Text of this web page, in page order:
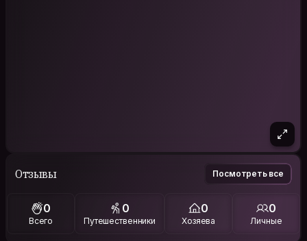
Отзывы Посмотреть все
0
Всего
0
Путешественники
0
Хозяева
0
Личные